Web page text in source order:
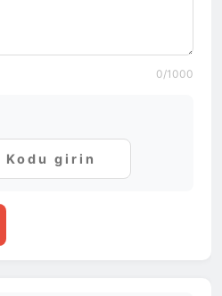
0/1000